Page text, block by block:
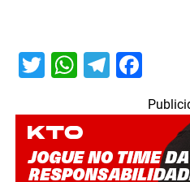
Twitter
WhatsApp